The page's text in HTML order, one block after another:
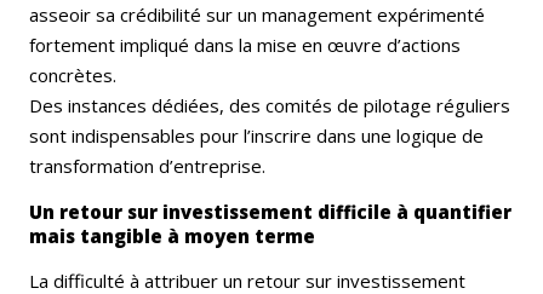
asseoir sa crédibilité sur un management expérimenté
fortement impliqué dans la mise en œuvre d’actions
concrètes.
Des instances dédiées, des comités de pilotage réguliers
sont indispensables pour l’inscrire dans une logique de
transformation d’entreprise.
Un retour sur investissement difficile à quantifier
mais tangible à moyen terme
La difficulté à attribuer un retour sur investissement